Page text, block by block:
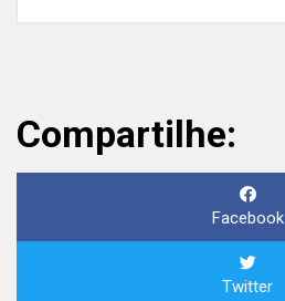
Compartilhe:
Facebook
Twitter